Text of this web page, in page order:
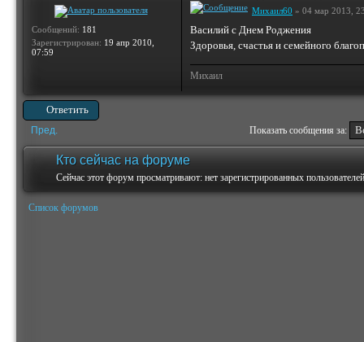
Сообщений: 181
Зарегистрирован: 19 апр 2010,
07:59
Михаил60 » 04 мар 2013,
Василий с Днем Роджения
Здоровья, счастья и семейного
Михаил
Ответить
Пред. Показать сообщения за:
Кто сейчас на форуме
Сейчас этот форум просматривают: нет зарегистрированных
Список форумов